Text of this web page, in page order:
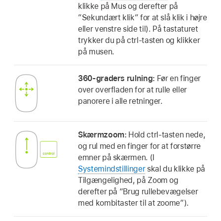
klikke på Mus og derefter på
”Sekundært klik” for at slå klik i højre
eller venstre side til). På tastaturet
trykker du på ctrl-tasten og klikker
på musen.
360-graders rulning: Før en finger
over overfladen for at rulle eller
panorere i alle retninger.
Skærmzoom: Hold ctrl-tasten nede,
og rul med en finger for at forstørre
emner på skærmen. (I
Systemindstillingerskal du klikke på
Tilgængelighed, på Zoom og
derefter på “Brug rullebevægelser
med kombitaster til at zoome”).